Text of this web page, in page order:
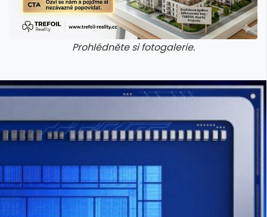
Prohlédněte si fotogalerie.